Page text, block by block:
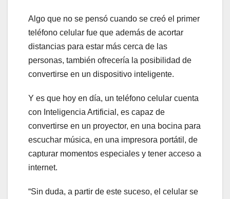
Algo que no se pensó cuando se creó el primer
teléfono celular fue que además de acortar
distancias para estar más cerca de las
personas, también ofrecería la posibilidad de
convertirse en un dispositivo inteligente.
Y es que hoy en día, un teléfono celular cuenta
con Inteligencia Artificial, es capaz de
convertirse en un proyector, en una bocina para
escuchar música, en una impresora portátil, de
capturar momentos especiales y tener acceso a
internet.
“Sin duda, a partir de este suceso, el celular se